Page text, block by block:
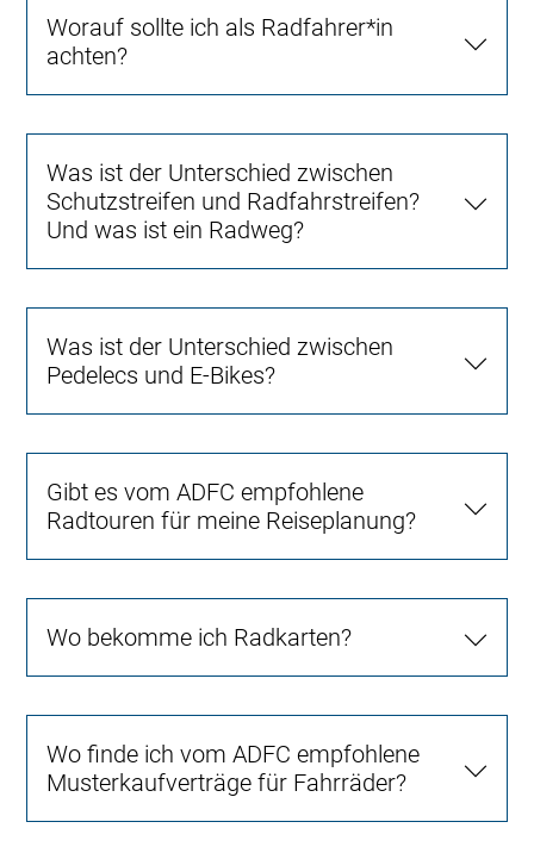
Worauf sollte ich als Radfahrer*in
achten?
Was ist der Unterschied zwischen
Schutzstreifen und Radfahrstreifen?
Und was ist ein Radweg?
Was ist der Unterschied zwischen
Pedelecs und E-Bikes?
Gibt es vom ADFC empfohlene
Radtouren für meine Reiseplanung?
Wo bekomme ich Radkarten?
Wo finde ich vom ADFC empfohlene
Musterkaufverträge für Fahrräder?